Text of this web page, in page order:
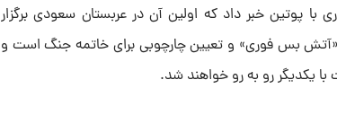
پوتین خبر داد که اولین آن در عربستان سعودی برگزار
بس فوری» و تعیین چارچوبی برای خاتمه جنگ است و
یکدیگر رو به رو خواهند شد.